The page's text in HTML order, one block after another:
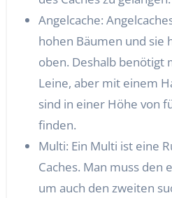
Angelcache:
hohen Bäumen und sie
oben. Deshalb benötigt
Leine, aber mit einem
sind in einer Höhe von
finden.
Multi: Ein Multi ist eine
Caches. Man muss den
um auch den zweiten